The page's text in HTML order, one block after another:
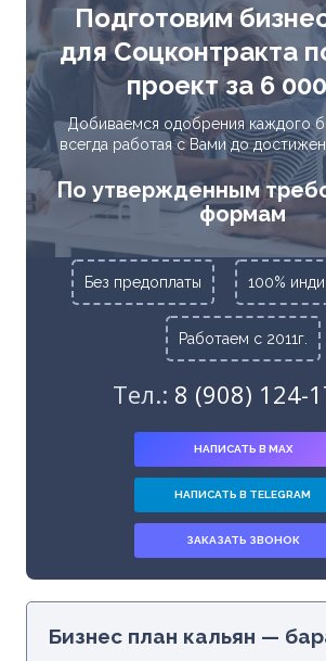
Подготовим
для Соцконтракта
проект за 6
Добиваемся одобрения каждого
всегда работая с Вами до
По утвержденным
формам
Без предоплаты 100%
Работаем с 2011г.
Тел.: 8 (908) 124-
НАПИСАТЬ В MAX
НАПИСАТЬ В TELEGRAM
ЗАКАЗАТЬ ЗВОНОК
Бизнес план кальян —